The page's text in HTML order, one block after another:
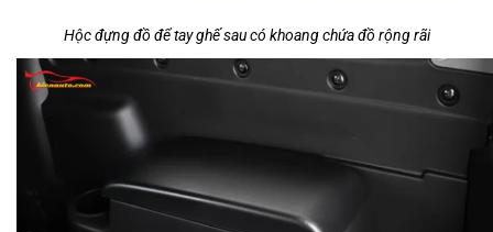
Hộc đựng đồ để tay ghế sau có khoang chứa đồ rộng rãi